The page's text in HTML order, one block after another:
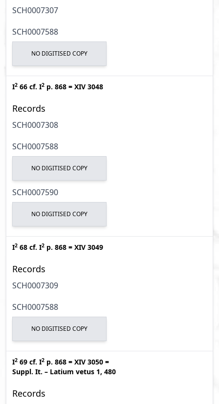
SCH0007307
SCH0007588
NO DIGITISED COPY
I2 66 cf. I2 p. 868 = XIV 3048
Records
SCH0007308
SCH0007588
NO DIGITISED COPY
SCH0007590
NO DIGITISED COPY
I2 68 cf. I2 p. 868 = XIV 3049
Records
SCH0007309
SCH0007588
NO DIGITISED COPY
I2 69 cf. I2 p. 868 = XIV 3050 =
Suppl. It. – Latium vetus 1, 480
Records